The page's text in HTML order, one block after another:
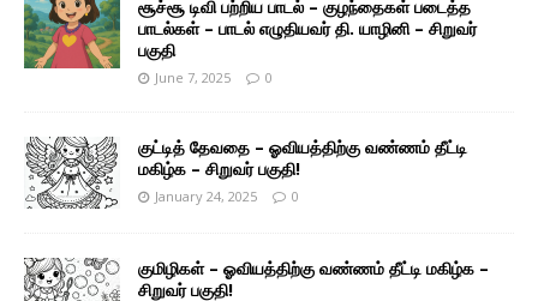
சூச்சூ டிவி பற்றிய பாடல் – குழந்தைகள் படைத்த
பாடல்கள் – பாடல் எழுதியவர் தி. யாழினி – சிறுவர்
பகுதி
June 7, 2025 0
குட்டித் தேவதை – ஓவியத்திற்கு வண்ணம் தீட்டி
மகிழ்க – சிறுவர் பகுதி!
January 24, 2025 0
குமிழிகள் – ஓவியத்திற்கு வண்ணம் தீட்டி மகிழ்க –
சிறுவர் பகுதி!